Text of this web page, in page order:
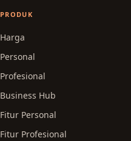
PRODUK
Harga
Personal
Profesional
Business Hub
Fitur Personal
Fitur Profesional